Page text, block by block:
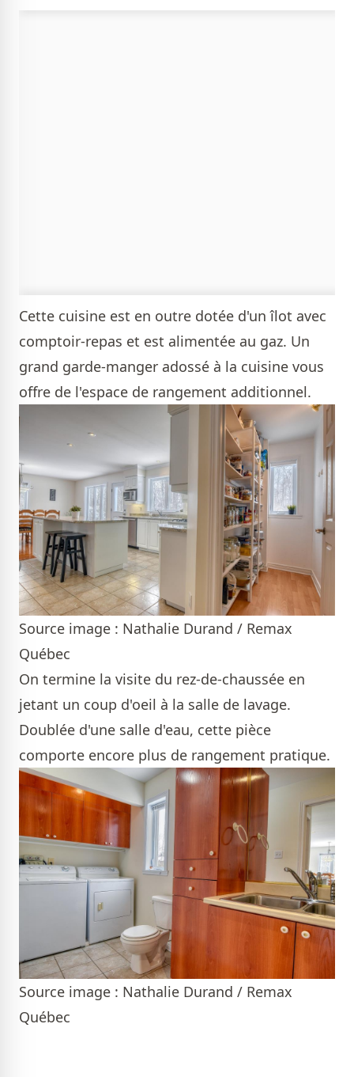
Cette cuisine est en outre dotée d'un îlot avec
comptoir-repas et est alimentée au gaz. Un
grand garde-manger adossé à la cuisine vous
offre de l'espace de rangement additionnel.
Source image : Nathalie Durand / Remax
Québec
On termine la visite du rez-de-chaussée en
jetant un coup d'oeil à la salle de lavage.
Doublée d'une salle d'eau, cette pièce
comporte encore plus de rangement pratique.
Source image : Nathalie Durand / Remax
Québec